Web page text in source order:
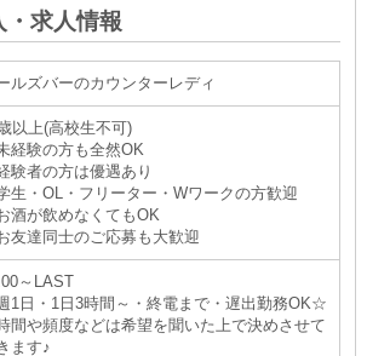
求人情報
ルズバーのカウンターレディ
以上(高校生不可)
経験の方も全然OK
験者の方は優遇あり
生・OL・フリーター・Wワークの方歓迎
酒が飲めなくてもOK
友達同士のご応募も大歓迎
～LAST
1日・1日3時間～・終電まで・遅出勤務OK☆
間や頻度などは希望を聞いた上で決めさせて
ます♪